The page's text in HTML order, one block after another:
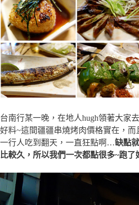
台南行某一晚，在地人hugh領著大家
好料~這間疆疆串燒烤肉價格實在，
一行人吃到翻天，一直狂點啊…缺點
比較久，所以我們一次都點很多~跑了